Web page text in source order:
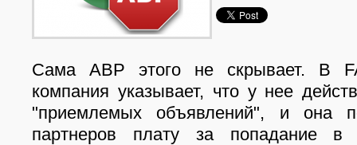
Сама ABP этого не скрывает. В
компания указывает, что у нее
"приемлемых объявлений", и она
партнеров плату за попадание